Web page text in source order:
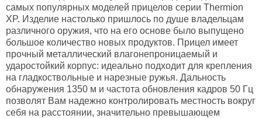
самых популярных моделей прицелов серии Thermion
XP. Изделие настолько пришлось по душе владельцам
различного оружия, что на его основе было выпущено
большое количество новых продуктов. Прицел имеет
прочный металлический влагонепроницаемый и
ударостойкий корпус: идеально подходит для крепления
на гладкоствольные и нарезные ружья. Дальность
обнаружения 1350 м и частота обновления кадров 50 Гц
позволят Вам надежно контролировать местность вокруг
себя на расстоянии, значительно превышающем